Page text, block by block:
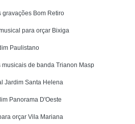
Bom Retiro
para orçar Bixiga
Paulistano
de banda Trianon Masp
Jardim Santa Helena
Panorama D'Oeste
orçar Vila Mariana